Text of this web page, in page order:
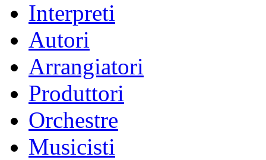
Interpreti
Autori
Arrangiatori
Produttori
Orchestre
Musicisti